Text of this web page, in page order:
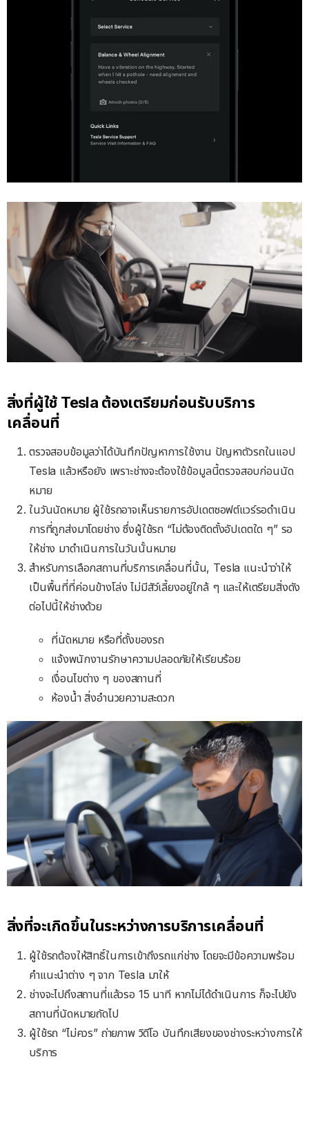
สิ่งที่ผู้ใช้ Tesla ต้องเตรียมก่อนรับบริการ
เคลื่อนที่
ตรวจสอบข้อมูลว่าได้บันทึกปัญหาการใช้งาน ปัญหาตัวรถในแอป
Tesla แล้วหรือยัง เพราะช่างจะต้องใช้ข้อมูลนี้ตรวจสอบก่อนนัด
หมาย
ในวันนัดหมาย ผู้ใช้รถอาจเห็นรายการอัปเดตซอฟต์แวร์รอดำเนิน
การที่ถูกส่งมาโดยช่าง ซึ่งผู้ใช้รถ “ไม่ต้องติดตั้งอัปเดตใด ๆ” รอ
ให้ช่าง มาดำเนินการในวันนั้นหมาย
สำหรับการเลือกสถานที่บริการเคลื่อนที่นั้น, Tesla แนะนำว่าให้
เป็นพื้นที่ที่ค่อนข้างโล่ง ไม่มีสัว์เลี้ยงอยู่ใกล้ ๆ และให้เตรียมสิ่งดัง
ต่อไปนี้ให้ช่างด้วย
ที่นัดหมาย หรือที่ตั้งของรถ
แจ้งพนักงานรักษาความปลอดภัยให้เรียบร้อย
เงื่อนไขต่าง ๆ ของสถานที่
ห้องน้ำ สิ่งอำนวยความสะดวก
สิ่งที่จะเกิดขึ้นในระหว่างการบริการเคลื่อนที่
ผู้ใช้รถต้องให้สิทธิ์ในการเข้าถึงรถแก่ช่าง โดยจะมีข้อความพร้อม
คำแนะนำต่าง ๆ จาก Tesla มาให้
ช่างจะไปถึงสถานที่แล้วรอ 15 นาที หากไม่ได้ดำเนินการ ก็จะไปยัง
สถานที่นัดหมายถัดไป
ผู้ใช้รถ “ไม่ควร” ถ่ายภาพ วิดีโอ บันทึกเสียงของช่างระหว่างการให้
บริการ